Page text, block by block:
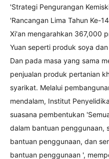
'Strategi Pengurangan
'Rancangan Lima Tahun Ke-
Xi'an mengarahkan 367,000
Yuan seperti produk soya
Dan pada masa yang sama
penjualan produk pertanian
syarikat. Melalui
mendalam, Institut
suasana pembentukan
dalam bantuan penggunaan,
bantuan penggunaan, dan
bantuan penggunaan ',